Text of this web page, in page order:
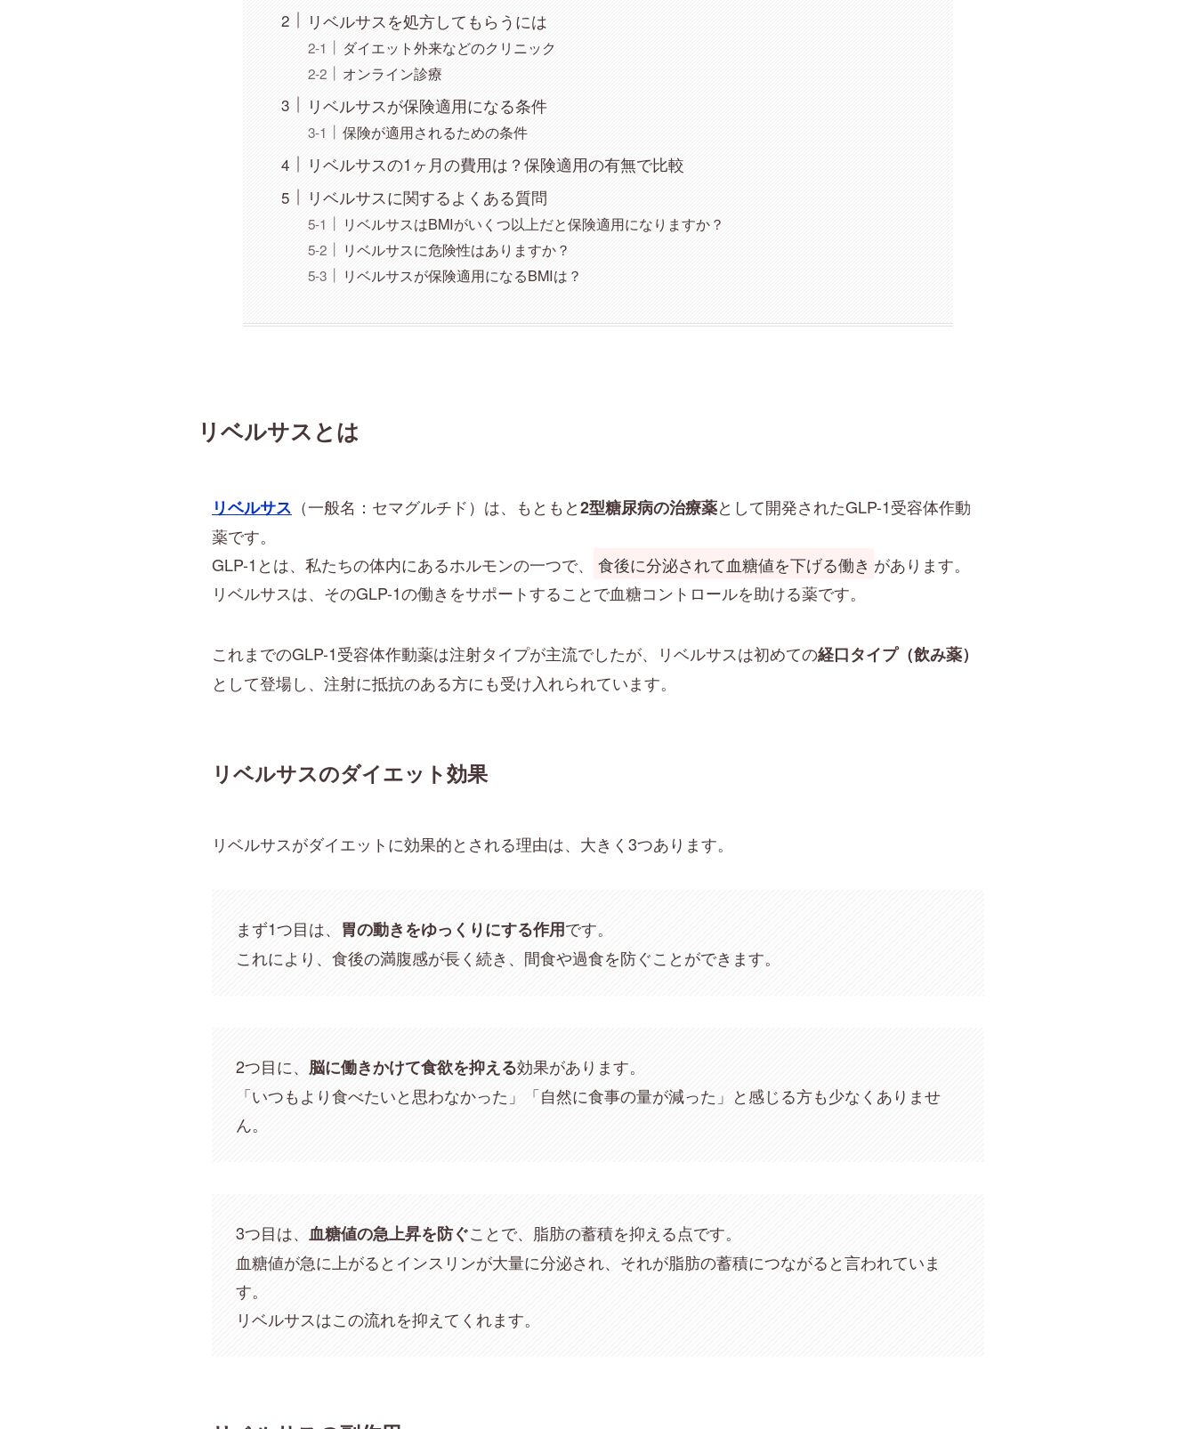
リベルサスを処方してもらうには
ダイエット外来などのクリニック
オンライン診療
リベルサスが保険適用になる条件
保険が適用されるための条件
リベルサスの1ヶ月の費用は？保険適用の有無で比較
リベルサスに関するよくある質問
リベルサスはBMIがいくつ以上だと保険適用になりますか？
リベルサスに危険性はありますか？
リベルサスが保険適用になるBMIは？
リベルサスとは
リベルサス （一般名：セマグルチド）は、もともと2型糖尿病の治療薬として開発されたGLP-1受容体作動
薬です。
GLP-1とは、私たちの体内にあるホルモンの一つで、
食後に分泌されて血糖値を下げる働き があります。
リベルサスは、そのGLP-1の働きをサポートすることで血糖コントロールを助ける薬です。
これまでのGLP-1受容体作動薬は注射タイプが主流でしたが、リベルサスは初めての経口タイプ（飲み薬）
として登場し、注射に抵抗のある方にも受け入れられています。
リベルサスのダイエット効果
リベルサスがダイエットに効果的とされる理由は、大きく3つあります。
まず1つ目は、 胃の動きをゆっくりにする作用です。
これにより、食後の満腹感が長く続き、間食や過食を防ぐことができます。
2つ目に、 脳に働きかけて食欲を抑える効果があります。
「いつもより食べたいと思わなかった」「自然に食事の量が減った」と感じる方も少なくありませ
ん。
3つ目は、 血糖値の急上昇を防ぐことで、脂肪の蓄積を抑える点です。
血糖値が急に上がるとインスリンが大量に分泌され、それが脂肪の蓄積につながると言われていま
す。
リベルサスはこの流れを抑えてくれます。